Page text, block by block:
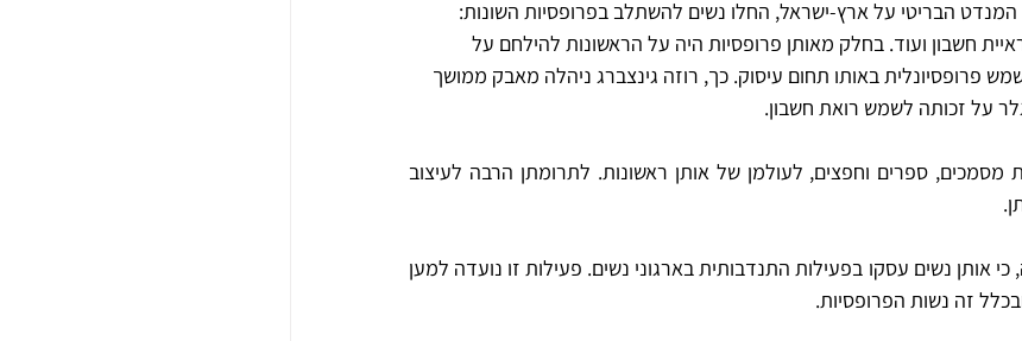
הבריטי על ארץ-ישראל, החלו נשים להשתלב בפרופסיות השונות:
חשבון ועוד. בחלק מאותן פרופסיות היה על הראשונות להילחם על
פרופסיונלית באותו תחום עיסוק. כך, רוזה גינצברג ניהלה מאבק ממושך
על זכותה לשמש רואת חשבון.
זה נשות הפרופסיות.